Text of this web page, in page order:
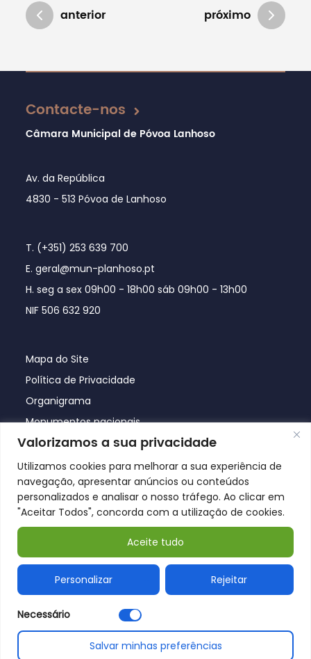
Valorizamos a sua privacidade
Utilizamos cookies para melhorar a sua experiência de
navegação, apresentar anúncios ou conteúdos
personalizados e analisar o nosso tráfego. Ao clicar em
"Aceitar Todos", concorda com a utilização de cookies.
Personalizar Rejeitar
Aceite tudo
Necessário
Salvar minhas preferências
anterior próximo
Atualizado em 10/03/2025
Contacte-nos
Câmara Municipal de Póvoa Lanhoso
Av. da República
4830 - 513 Póvoa de Lanhoso
T. (+351) 253 639 700
E. geral@mun-planhoso.pt
H. seg a sex 09h00 - 18h00 sáb 09h00 - 13h00
NIF 506 632 920
Mapa do Site
Política de Privacidade
Organigrama
Monumentos nacionais
© Póvoa de Lanhoso 2026